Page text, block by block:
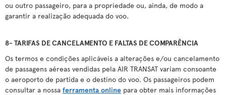
ou outro passageiro, para a propriedade ou, ainda, de modo a
garantir a realização adequada do voo.
8- TARIFAS DE CANCELAMENTO E FALTAS DE COMPARÊNCIA
Os termos e condições aplicáveis a alterações e/ou cancelamento
de passagens aéreas vendidas pela AIR TRANSAT variam consoante
o aeroporto de partida e o destino do voo. Os passageiros podem
consultar a nossa ferramenta online para obter mais informações